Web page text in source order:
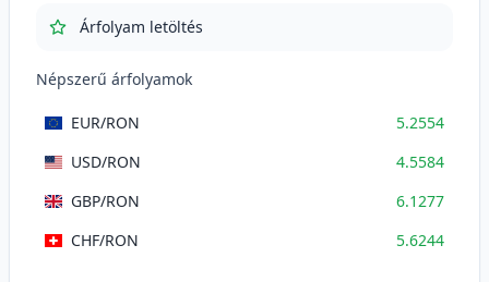
Árfolyam letöltés
Népszerű árfolyamok
EUR/RON
5.2554
USD/RON
4.5584
GBP/RON
6.1277
CHF/RON 5.6244